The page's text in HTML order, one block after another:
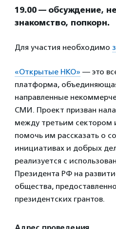
19.00 — обсуждение,
знакомство, попкорн.
Для участия необходимо
«Открытые НКО» — это
платформа,
направленные
СМИ. Проект призван
между третьим сектором
помочь им рассказать о
инициативах и добрых
реализуется с
Президента РФ на
общества,
президентских грантов.